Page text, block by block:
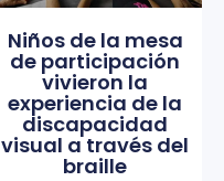
Niños de la mesa
de participación
vivieron la
experiencia de la
discapacidad
visual a través del
braille